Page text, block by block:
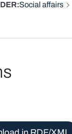
Social affairs